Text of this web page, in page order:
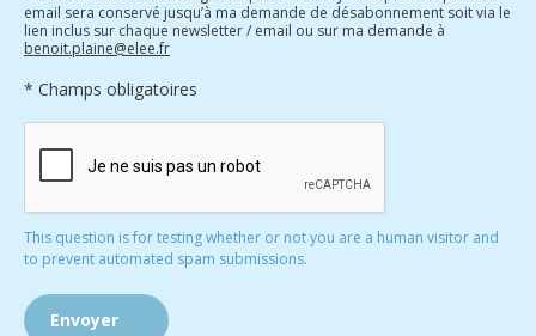
email sera conservé jusqu’à ma demande de désabonnement soit via le
lien inclus sur chaque newsletter / email ou sur ma demande à
benoit.plaine@elee.fr
* Champs obligatoires
This question is for testing whether or not you are a human visitor and
to prevent automated spam submissions.